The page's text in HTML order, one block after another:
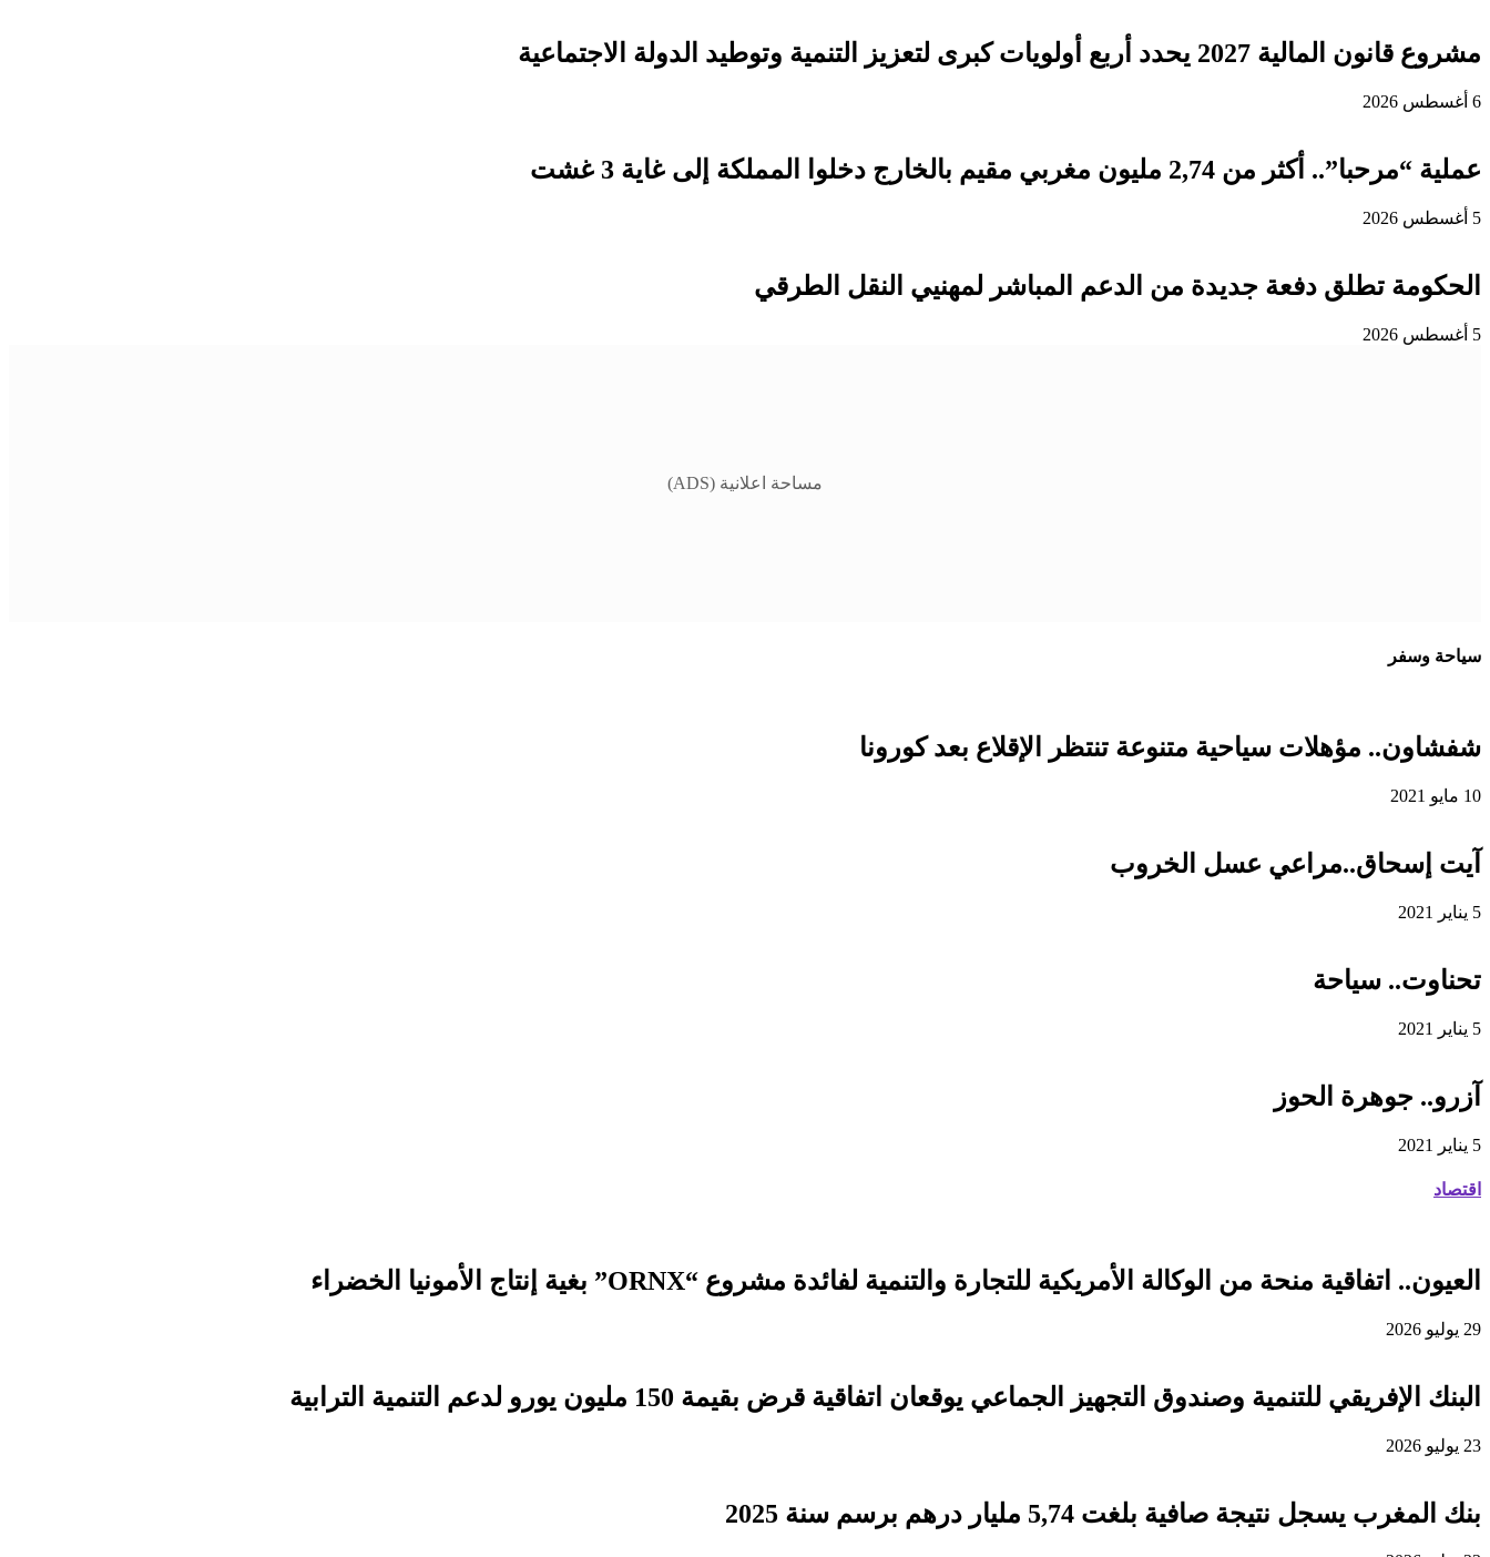
مشروع قانون المالية 2027 يحدد أربع أولويات كبرى لتعزيز التنمية وتوطيد الدولة الاجتماعية
6 أغسطس 2026
عملية “مرحبا”.. أكثر من 2,74 مليون مغربي مقيم بالخارج دخلوا المملكة إلى غاية 3 غشت
5 أغسطس 2026
الحكومة تطلق دفعة جديدة من الدعم المباشر لمهنيي النقل الطرقي
5 أغسطس 2026
مساحة اعلانية (ADS)
سياحة وسفر
شفشاون.. مؤهلات سياحية متنوعة تنتظر الإقلاع بعد كورونا
10 مايو 2021
آيت إسحاق..مراعي عسل الخروب
5 يناير 2021
تحناوت.. سياحة
5 يناير 2021
آزرو.. جوهرة الحوز
5 يناير 2021
اقتصاد
العيون.. اتفاقية منحة من الوكالة الأمريكية للتجارة والتنمية لفائدة مشروع “ORNX” بغية إنتاج الأمونيا الخضراء
29 يوليو 2026
البنك الإفريقي للتنمية وصندوق التجهيز الجماعي يوقعان اتفاقية قرض بقيمة 150 مليون يورو لدعم التنمية الترابية
23 يوليو 2026
بنك المغرب يسجل نتيجة صافية بلغت 5,74 مليار درهم برسم سنة 2025